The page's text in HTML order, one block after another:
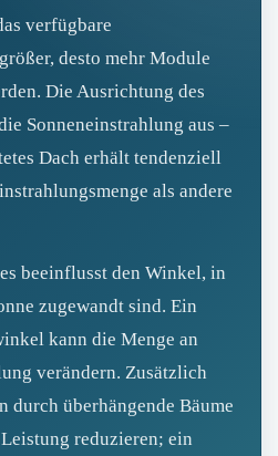
verfügbare
desto mehr Module
Die Ausrichtung des
Sonneneinstrahlung aus –
Dach erhält tendenziell
als andere
beeinflusst den Winkel, in
zugewandt sind. Ein
kann die Menge an
verändern. Zusätzlich
durch überhängende Bäume
reduzieren; ein